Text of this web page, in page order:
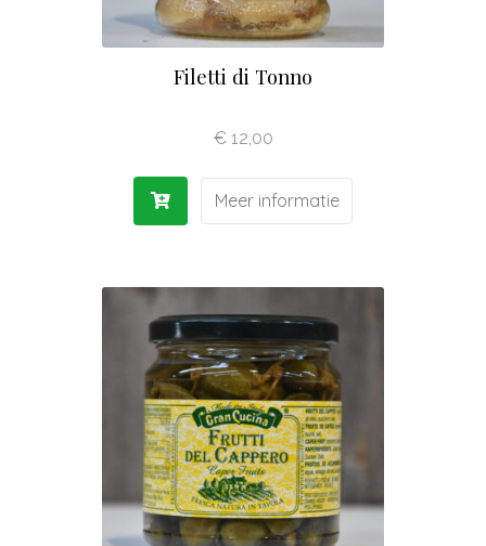
Filetti di Tonno
€12,00
Meer informatie